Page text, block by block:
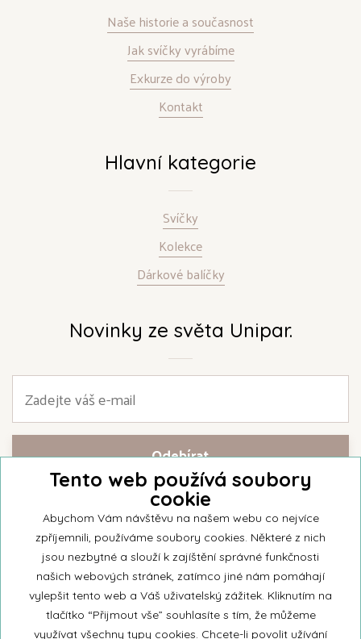
Naše historie a současnost
Jak svíčky vyrábíme
Exkurze do výroby
Kontakt
Hlavní kategorie
Svíčky
Kolekce
Dárkové balíčky
Novinky ze světa Unipar.
Přihlašte se k našemu newsletteru a buďte jako první informováni o
nejnovějších kolekcích svíček a aktualitách z rodinné firmy Unipar.
© 2026 Unipar
Tento web používá soubory
cookie
Abychom Vám návštěvu na našem webu co nejvíce
zpříjemnili, používáme soubory cookies. Některé z nich
jsou nezbytné a slouží k zajíštění správné funkčnosti
našich webových stránek, zatímco jiné nám pomáhají
vylepšit tento web a Váš uživatelský zážitek. Kliknutím na
tlačítko “Přijmout vše” souhlasíte s tím, že můžeme
využívat všechny typy cookies. Chcete-li povolit užívání